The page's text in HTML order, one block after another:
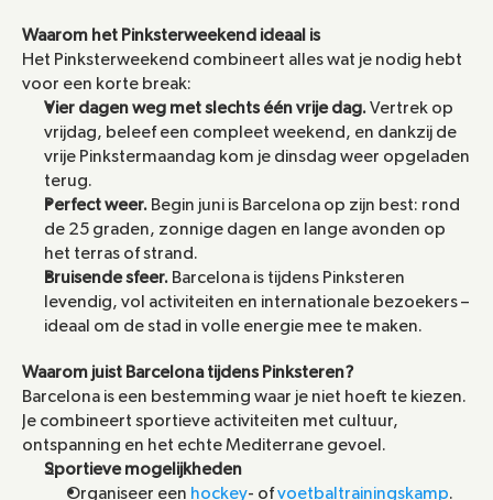
Waarom het Pinksterweekend ideaal is
Het Pinksterweekend combineert alles wat je nodig hebt
voor een korte break:
Vier dagen weg met slechts één vrije dag. Vertrek op
vrijdag, beleef een compleet weekend, en dankzij de
vrije Pinkstermaandag kom je dinsdag weer opgeladen
terug.
Perfect weer. Begin juni is Barcelona op zijn best: rond
de 25 graden, zonnige dagen en lange avonden op
het terras of strand.
Bruisende sfeer. Barcelona is tijdens Pinksteren
levendig, vol activiteiten en internationale bezoekers –
ideaal om de stad in volle energie mee te maken.
Waarom juist Barcelona tijdens Pinksteren?
Barcelona is een bestemming waar je niet hoeft te kiezen.
Je combineert sportieve activiteiten met cultuur,
ontspanning en het echte Mediterrane gevoel.
Sportieve mogelijkheden
Organiseer een hockey- of voetbaltrainingskamp.